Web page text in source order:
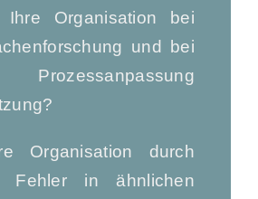
Ihre Organisation bei
und bei
Organisation durch
Fehler in ähnlichen